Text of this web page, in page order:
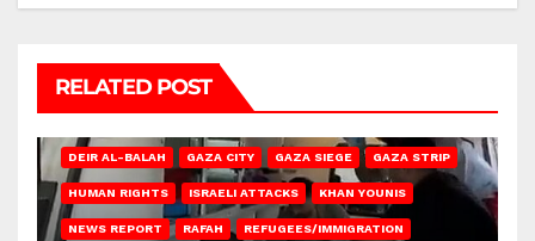
RELATED POST
DEIR AL-BALAH GAZA CITY GAZA SIEGE GAZA STRIP
HUMAN RIGHTS ISRAELI ATTACKS KHAN YOUNIS
NEWS REPORT RAFAH REFUGEES/IMMIGRATION